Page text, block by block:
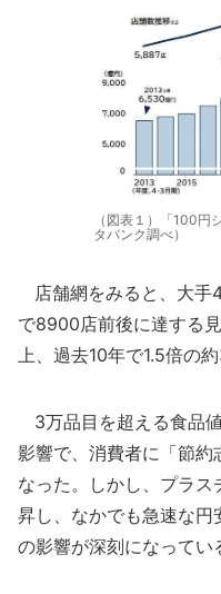
（図表１）「100円
タバンク調べ）
店舗網をみると、大手
で8900店前後に達する
上、過去10年で1.5倍の
3万品目を超える食品
影響で、消費者に「節約
なった。しかし、プラ
昇し、なかでも急速な
の影響が深刻になってい